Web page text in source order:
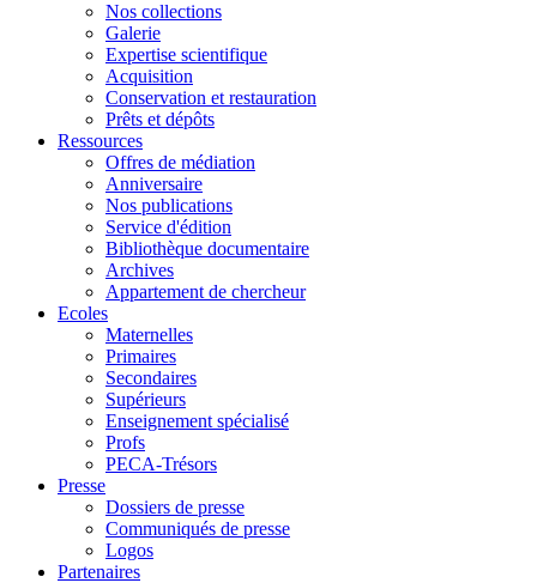
Nos collections
Galerie
Expertise scientifique
Acquisition
Conservation et restauration
Prêts et dépôts
Ressources
Offres de médiation
Anniversaire
Nos publications
Service d'édition
Bibliothèque documentaire
Archives
Appartement de chercheur
Ecoles
Maternelles
Primaires
Secondaires
Supérieurs
Enseignement spécialisé
Profs
PECA-Trésors
Presse
Dossiers de presse
Communiqués de presse
Logos
Partenaires